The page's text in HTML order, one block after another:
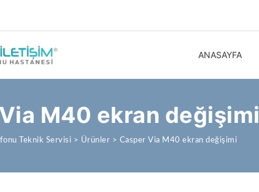
ANASAYFA
M40 ekran değişimi
Teknik Servisi > Ürünler > Casper Via M40 ekran değişimi